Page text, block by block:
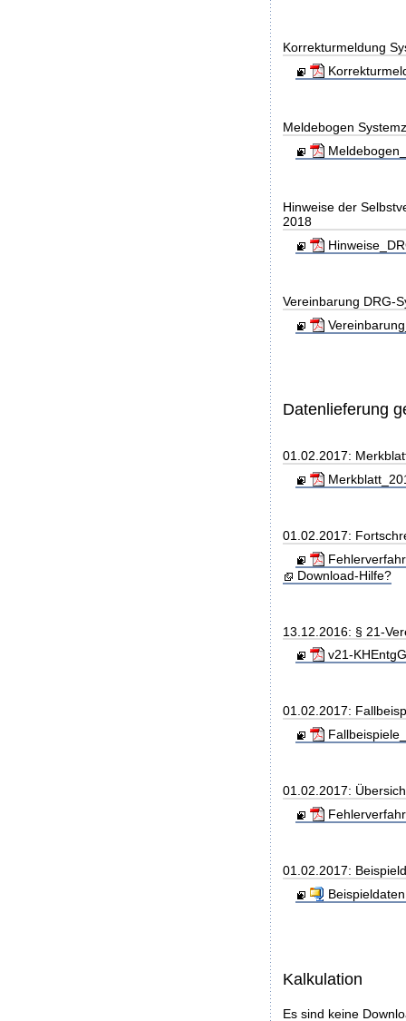
Korrekturmeldung
Meldebogen
Hinweise der
2018
Vereinbarung DRG-
Datenlieferung
01.02.2017:
01.02.2017:
Download-Hilfe?
13.12.2016: § 21-
v21-
01.02.2017:
01.02.2017:
01.02.2017:
Kalkulation
Es sind keine